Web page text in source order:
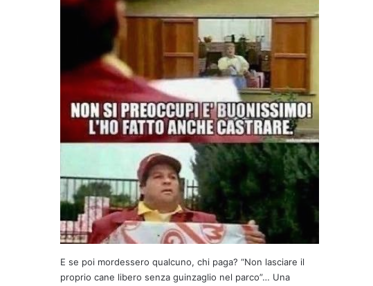
E se poi mordessero qualcuno, chi paga? “Non lasciare il
proprio cane libero senza guinzaglio nel parco”… Una